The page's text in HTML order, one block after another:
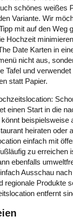
schönes weißes
Variante. Wir
mit auf den Weg
Hochzeit
Date Karten in
nicht aus,
Tafel und
statt Papier.
einen Start in die
beispielsweise
heiraten oder
einfach mit
zu erreichen
ebenfalls
Ausschau
regionale Produkte
entfernt